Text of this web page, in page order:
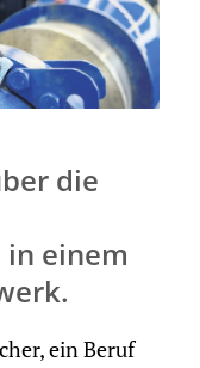
die
einem
ein Beruf